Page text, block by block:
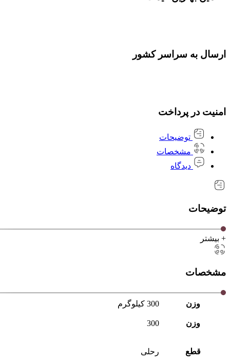
ارسال به سراسر کشور
امنیت در پرداخت
توضیحات
مشخصات
دیدگاه
توضیحات
+ بیشتر
مشخصات
وزن 300 کیلوگرم
وزن 300
قطع رحلی